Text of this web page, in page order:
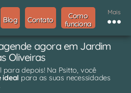
Blog Contato
Como
funciona
Mais
agora em Jardim
Oliveiras
para depois! Na Psitto, você
ideal para as suas necessidades